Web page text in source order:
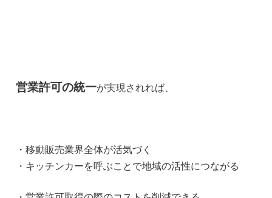
営業許可の統一が実現されれば、
・移動販売業界全体が活気づく
・キッチンカーを呼ぶことで地域の活性につながる